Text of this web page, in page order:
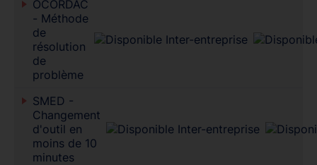
OCORDAC
- Méthode
de
résolution
de
problème
SMED -
Changement
d'outil en
moins de 10
minutes